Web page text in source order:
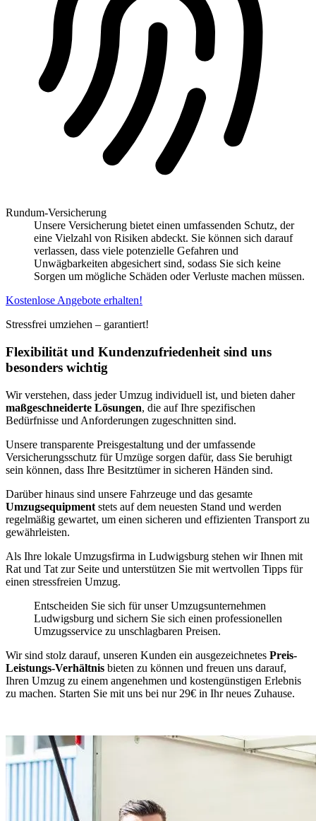
Rundum-Versicherung
Unsere Versicherung bietet einen umfassenden Schutz, der
eine Vielzahl von Risiken abdeckt. Sie können sich darauf
verlassen, dass viele potenzielle Gefahren und
Unwägbarkeiten abgesichert sind, sodass Sie sich keine
Sorgen um mögliche Schäden oder Verluste machen müssen.
Kostenlose Angebote erhalten!
Stressfrei umziehen – garantiert!
Flexibilität und Kundenzufriedenheit sind uns
besonders wichtig
Wir verstehen, dass jeder Umzug individuell ist, und bieten daher
maßgeschneiderte Lösungen, die auf Ihre spezifischen
Bedürfnisse und Anforderungen zugeschnitten sind.
Unsere transparente Preisgestaltung und der umfassende
Versicherungsschutz für Umzüge sorgen dafür, dass Sie beruhigt
sein können, dass Ihre Besitztümer in sicheren Händen sind.
Darüber hinaus sind unsere Fahrzeuge und das gesamte
Umzugsequipment stets auf dem neuesten Stand und werden
regelmäßig gewartet, um einen sicheren und effizienten Transport zu
gewährleisten.
Als Ihre lokale Umzugsfirma in Ludwigsburg stehen wir Ihnen mit
Rat und Tat zur Seite und unterstützen Sie mit wertvollen Tipps für
einen stressfreien Umzug.
Entscheiden Sie sich für unser Umzugsunternehmen
Ludwigsburg und sichern Sie sich einen professionellen
Umzugsservice zu unschlagbaren Preisen.
Wir sind stolz darauf, unseren Kunden ein ausgezeichnetes Preis-
Leistungs-Verhältnis bieten zu können und freuen uns darauf,
Ihren Umzug zu einem angenehmen und kostengünstigen Erlebnis
zu machen. Starten Sie mit uns bei nur 29€ in Ihr neues Zuhause.